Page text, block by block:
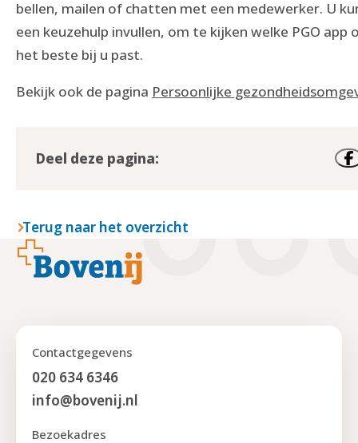
bellen, mailen of chatten met een medewerker. U
een keuzehulp invullen, om te kijken welke PGO app
het beste bij u past.
Bekijk ook de pagina Persoonlijke
Deel deze pagina:
Terug naar het overzicht
Footer
Contactgegevens
020 634 6346
info@bovenij.nl
Bezoekadres